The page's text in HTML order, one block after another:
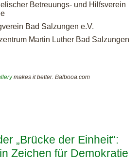
Betreuungs- und Hilfsverein
Bad Salzungen e.V.
Martin Luther Bad Salzungen
makes it better. Balbooa.com
„Brücke der Einheit“:
Zeichen für Demokratie